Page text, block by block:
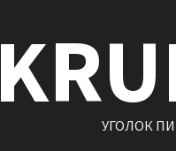
УГОЛОК